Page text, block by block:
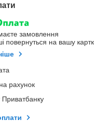
замовлення
повернуться на вашу
рахунок
Приватбанку